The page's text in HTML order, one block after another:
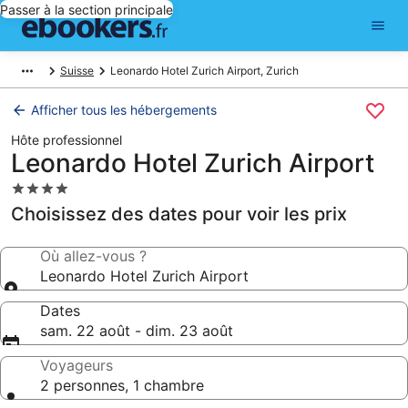
Passer à la section principale
Suisse Leonardo Hotel Zurich Airport, Zurich
Afficher tous les hébergements
Hôte professionnel
Leonardo Hotel Zurich Airport
Hébergement
4.0 étoiles
Choisissez des dates pour voir les prix
Où allez-vous ?
Leonardo Hotel Zurich Airport
Dates
sam. 22 août - dim. 23 août
Voyageurs
2 personnes, 1 chambre